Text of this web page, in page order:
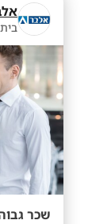
שכר